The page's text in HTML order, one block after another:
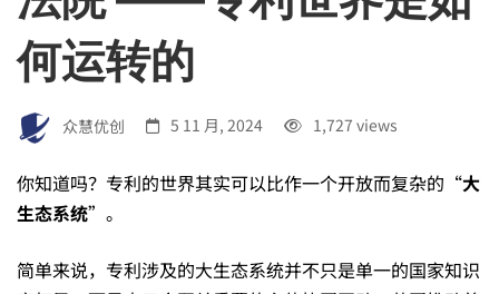
的
5
大
何运转的
众慧优创 5 11 月, 2024 1,727 views
你知道吗？专利的世界其实可以比作一个开放而复杂的“大
生态系统”。
简单来说，专利涉及的大生态系统并不只是单一的国家知识